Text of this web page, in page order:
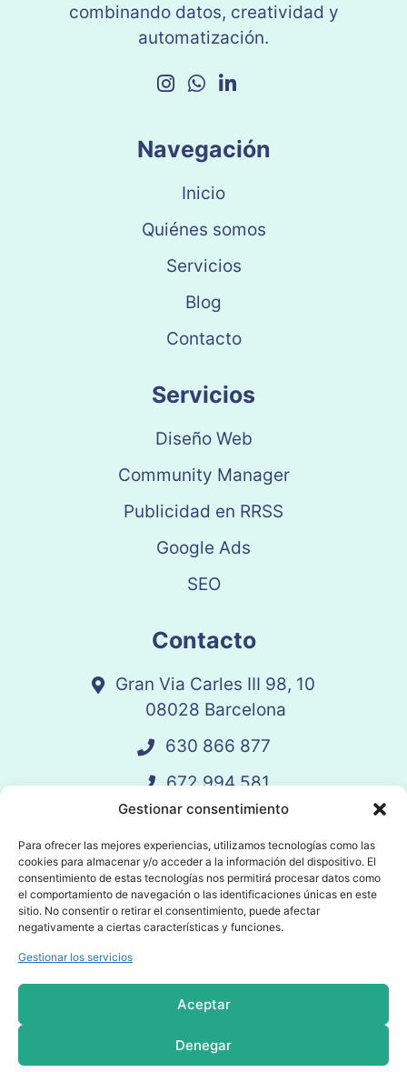
Gestionar consentimiento
Para ofrecer las mejores experiencias, utilizamos tecnologías como las
cookies para almacenar y/o acceder a la información del dispositivo. El
consentimiento de estas tecnologías nos permitirá procesar datos como
el comportamiento de navegación o las identificaciones únicas en este
sitio. No consentir o retirar el consentimiento, puede afectar
negativamente a ciertas características y funciones.
Gestionar los servicios
Aceptar
Denegar
combinando datos, creatividad y
automatización.
Navegación
Inicio
Quiénes somos
Servicios
Blog
Contacto
Servicios
Diseño Web
Community Manager
Publicidad en RRSS
Google Ads
SEO
Contacto
Gran Via Carles III 98, 10
08028 Barcelona
630 866 877
672 994 581
vandelay@vandelay.es
Agendar Llamada
© 2025 Vandelay. Todos los derechos
reservados.